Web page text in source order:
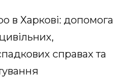
в Харкові: допомога
справах та